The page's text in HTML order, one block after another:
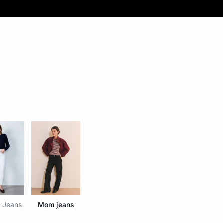
Jeans Mom jeans